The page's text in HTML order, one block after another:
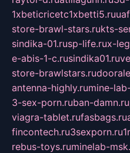
1xbeticricetc1xbetti5.ru
store-brawl-stars.rukts-
sindika-01.rusp-life.rux-
e-abis-1-c.rusindika01.ru
store-brawlstars.ru
antenna-highly.rumine-
3-sex-porn.ruban-damn.ru
viagra-tablet.rufasbags.ru
fincontech.ru3sexporn.ru
rebus-toys.ruminelab-